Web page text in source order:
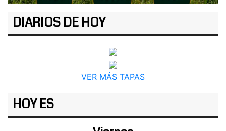
DIARIOS DE HOY
VER MÁS TAPAS
HOY ES